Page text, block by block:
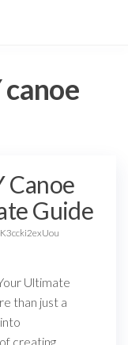
canoe
Canoe
Guide
Ultimate
than just a
creating